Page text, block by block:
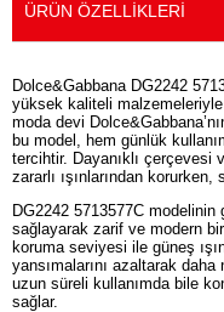
ÜRÜN ÖZELLIKLERI
Dolce&Gabbana DG2242
yüksek kaliteli
moda devi
bu model, hem günlük
tercihtir. Dayanıklı çerçevesi
zararlı ışınlarından
DG2242 5713577C
sağlayarak zarif ve modern
koruma seviyesi ile güneş
yansımalarını azaltarak
uzun süreli kullanımda bile
sağlar.